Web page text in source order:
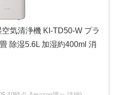
気清浄機 KI-TD50-W プラ
除湿5.6L 加湿約400ml 消